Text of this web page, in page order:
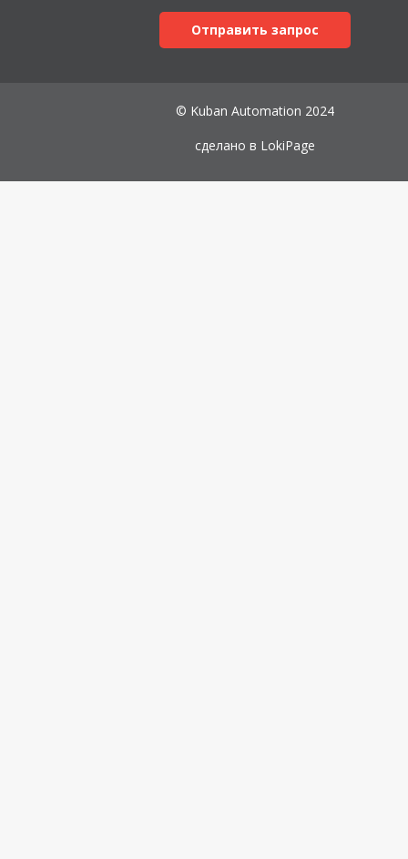
Отправить запрос
© Kuban Automation 2024
сделано в LokiPage